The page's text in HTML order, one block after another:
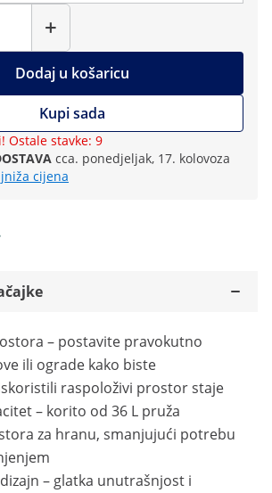
+
Dodaj u košaricu
Kupi sada
Ostale stavke: 9
cca. ponedjeljak, 17. kolovoza
cijena
– postavite pravokutno
ili ograde kako biste
raspoloživi prostor staje
– korito od 36 L pruža
za hranu, smanjujući potrebu
– glatka unutrašnjost i